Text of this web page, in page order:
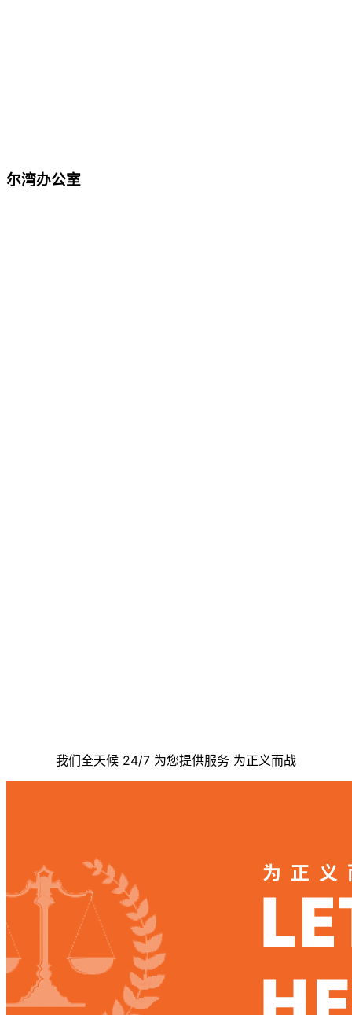
尔湾办公室
我们全天候 24/7 为您提供服务 为正义而战